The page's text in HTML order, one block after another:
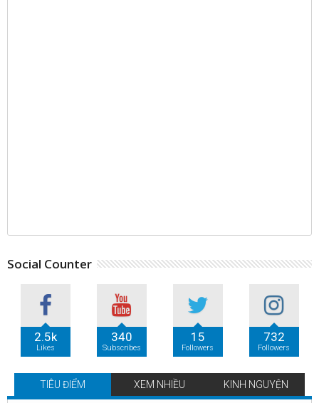
Social Counter
2.5k
Likes
340
Subscribes
15
Followers
732
Followers
TIÊU ĐIỂM XEM NHIỀU KINH NGUYỆN